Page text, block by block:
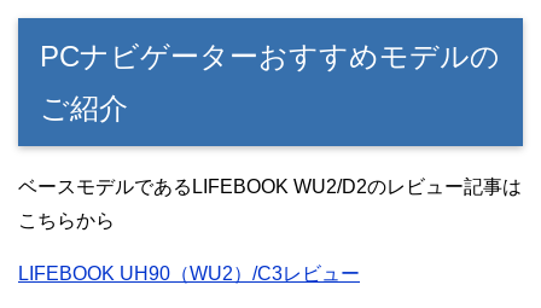
PCナビゲーターおすすめモデルの
ご紹介
ベースモデルであるLIFEBOOK WU2/D2のレビュー記事は
こちらから
LIFEBOOK UH90（WU2）/C3レビュー